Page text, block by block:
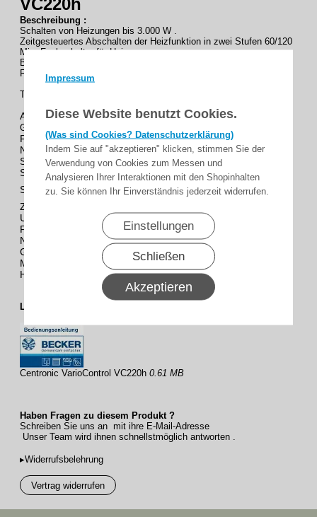
Impressum
Diese Website benutzt Cookies.
(Was sind Cookies? Datenschutzerklärung)
Indem Sie auf "akzeptieren" klicken, stimmen Sie der
Verwendung von Cookies zum Messen und
Analysieren Ihrer Interaktionen mit den Shopinhalten
zu. Sie können Ihr Einverständnis jederzeit widerrufen.
Einstellungen
Schließen
Akzeptieren
Beschreibung :
Schalten von Heizungen bis 3.000 W .
Zeitgesteuertes Abschalten der Heizfunktion in zwei Stufen 60/120
Min. Funkschalter für Heizungen .
Bis zu 16 Centronic-Sender einlernbar .
Funkschalter für Heizungen .
Technischedaten :
Art.-Nr. 4034 000 039 0
GTIN.-Nr.
Farbe
Grau
Nennspannung
230 – 240 V/AC / 50 Hz
Schaltleistung
3.000 W cos φ = 1
Schutzart
IP44
Schutzklasse
II (nur nach
bestimmungsgemäßerMontage)
Zulässige
Umgebungstemperatur
–25 bis +55 °C
Funkfrequenz
868,3 MHz
Netzzuleitung
0,5 m
Gerätezuleitung
1,0 m
Montageart
Heizungen
Hersteller
Becker
Lieferumfang 1 x VarioControl VC220h
Centronic VarioControl VC220h 0.61 MB
Haben Fragen zu diesem Produkt ?
Schreiben Sie uns an mit ihre E-Mail-Adresse
Unser Team wird ihnen schnellstmöglich antworten .
▸Widerrufsbelehrung
Vertrag widerrufen